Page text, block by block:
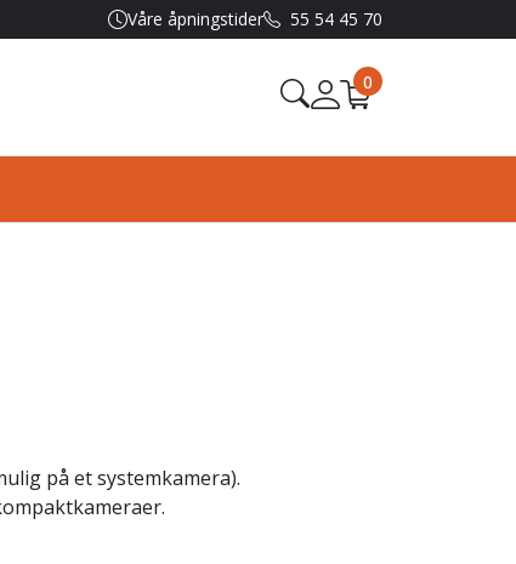
Våre åpningstider 55 54 45 70
0
på etsystemkamera).